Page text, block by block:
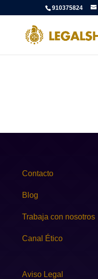
910375824
Contacto
Blog
Trabaja con nosotros
Canal Ético
Aviso Legal